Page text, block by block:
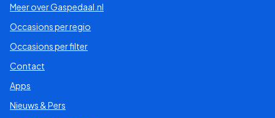
Meer over Gaspedaal.nl
Occasions per regio
Occasions per filter
Contact
Apps
Nieuws & Pers